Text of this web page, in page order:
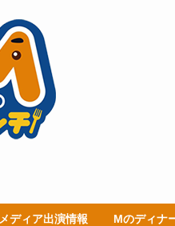
メディア出演情報 Mのディナ